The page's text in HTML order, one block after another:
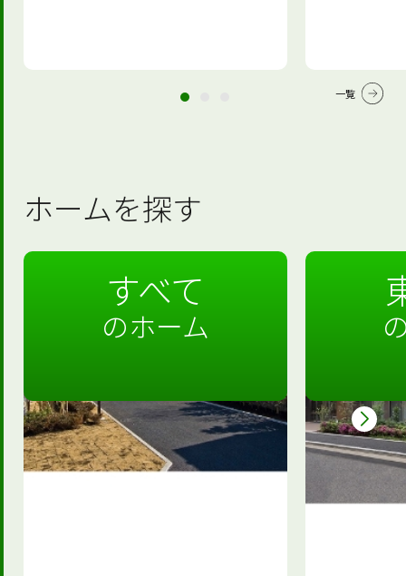
一覧
ホームを探す
すべて
のホーム